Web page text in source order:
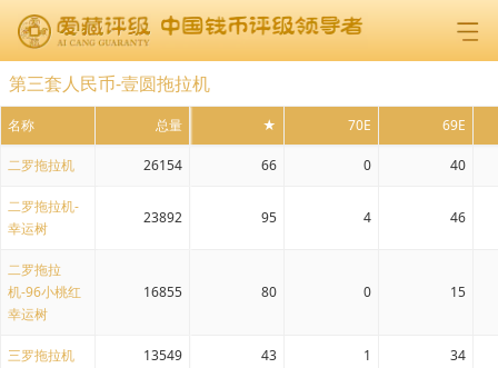
第三套人民币-壹圆拖拉机
名称 总量 ★ 70E 69E
二罗拖拉机 26154 66 0 40
二罗拖拉机-
幸运树
23892 95 4 46
二罗拖拉
机-96小桃红
幸运树
16855 80 0 15
三罗拖拉机 13549 43 1 34